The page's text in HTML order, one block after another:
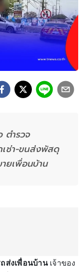
ตำรวจ
ช่า-ขนส่งพัสดุ
ยเพื่อนบ้าน
ถส่งเพื่อนบ้านเจ้าของ